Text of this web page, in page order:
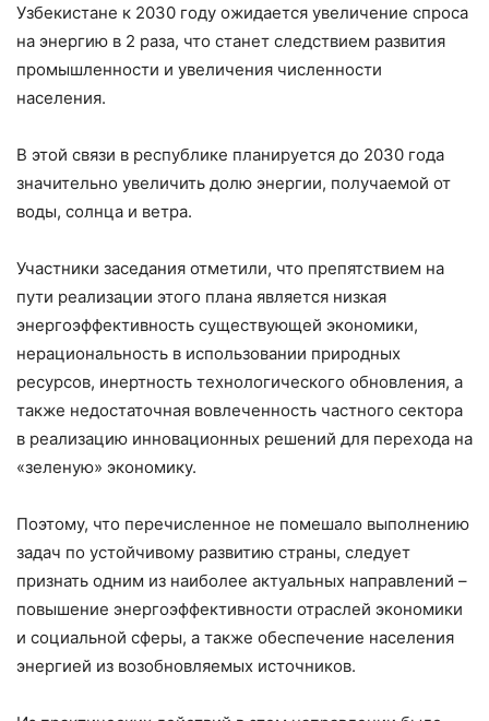
Узбекистане к 2030 году ожидается увеличение спроса
на энергию в 2 раза, что станет следствием развития
промышленности и увеличения численности
населения.
В этой связи в республике планируется до 2030 года
значительно увеличить долю энергии, получаемой от
воды, солнца и ветра.
Участники заседания отметили, что препятствием на
пути реализации этого плана является низкая
энергоэффективность существующей экономики,
нерациональность в использовании природных
ресурсов, инертность технологического обновления, а
также недостаточная вовлеченность частного сектора
в реализацию инновационных решений для перехода на
«зеленую» экономику.
Поэтому, что перечисленное не помешало выполнению
задач по устойчивому развитию страны, следует
признать одним из наиболее актуальных направлений –
повышение энергоэффективности отраслей экономики
и социальной сферы, а также обеспечение населения
энергией из возобновляемых источников.